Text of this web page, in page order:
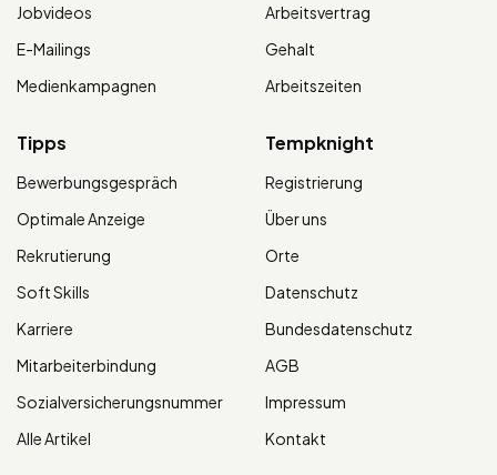
Jobvideos
E-Mailings
Medienkampagnen
Arbeitsvertrag
Gehalt
Arbeitszeiten
Tipps
Bewerbungsgespräch
Optimale Anzeige
Rekrutierung
Soft Skills
Karriere
Mitarbeiterbindung
Sozialversicherungsnummer
Alle Artikel
Tempknight
Registrierung
Über uns
Orte
Datenschutz
Bundesdatenschutz
AGB
Impressum
Kontakt